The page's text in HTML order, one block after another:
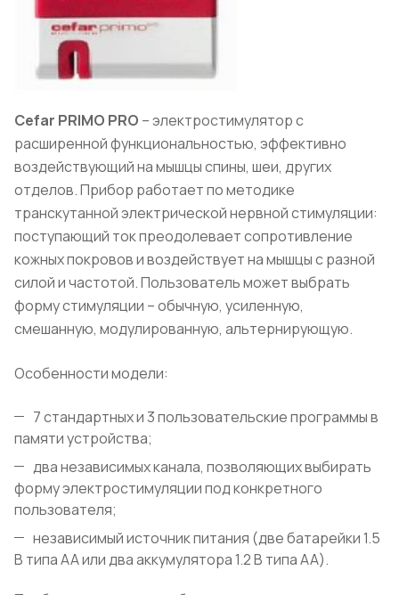
Cefar PRIMO PRO – электростимулятор с
расширенной функциональностью, эффективно
воздействующий на мышцы спины, шеи, других
отделов. Прибор работает по методике
транскутанной электрической нервной стимуляции:
поступающий ток преодолевает сопротивление
кожных покровов и воздействует на мышцы с разной
силой и частотой. Пользователь может выбрать
форму стимуляции – обычную, усиленную,
смешанную, модулированную, альтернирующую.
Особенности модели:
7 стандартных и 3 пользовательские программы в
памяти устройства;
два независимых канала, позволяющих выбирать
форму электростимуляции под конкретного
пользователя;
независимый источник питания (две батарейки 1.5
В типа АА или два аккумулятора 1.2 В типа АА).